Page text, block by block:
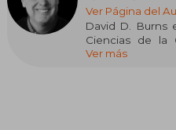
Ver Página del
David D. Burns
Ciencias de la
Medicina de la
Ver más